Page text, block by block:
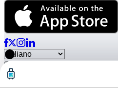
© Radical Storage • Lean Team
Radical è inoltre finanziata dal
4 Scaleup Lazio” gestito da Vertis
NextGerenation EU: